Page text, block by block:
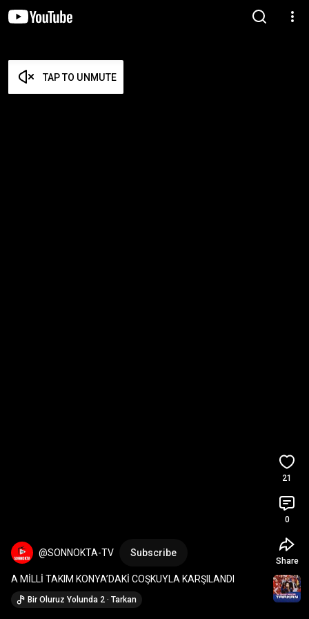
TAP TO UNMUTE
@SONNOKTA-TV Subscribe
A MİLLİ TAKIM KONYA’DAKİ COŞKUYLA KARŞILANDI
Bir Oluruz Yolunda 2 · Tarkan
21
0
Share